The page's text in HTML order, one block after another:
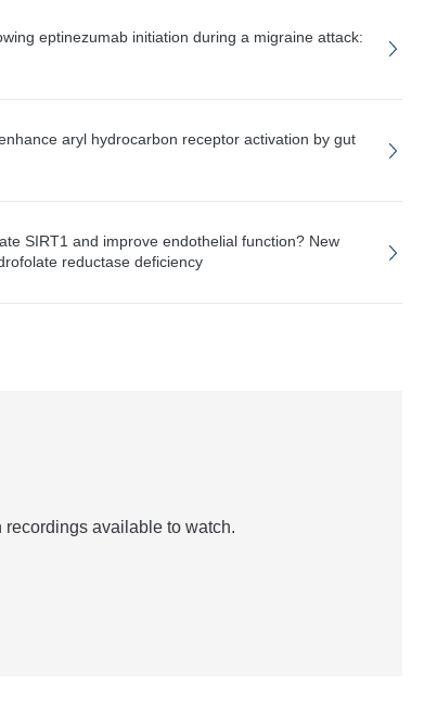
eptinezumab initiation during a migraine attack:
aryl hydrocarbon receptor activation by gut
SIRT1 and improve endothelial function? New
reductase deficiency
available to watch.